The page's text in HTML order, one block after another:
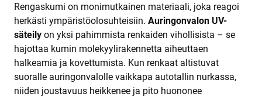
Rengaskumi on monimutkainen materiaali, joka reagoi
herkästi ympäristöolosuhteisiin. Auringonvalon UV-
säteily on yksi pahimmista renkaiden vihollisista – se
hajottaa kumin molekyylirakennetta aiheuttaen
halkeamia ja kovettumista. Kun renkaat altistuvat
suoralle auringonvalolle vaikkapa autotallin nurkassa,
niiden joustavuus heikkenee ja pito huononee